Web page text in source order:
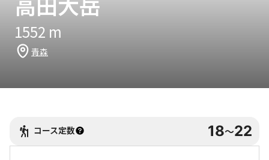
1552 m
青森
コース定数 18〜22